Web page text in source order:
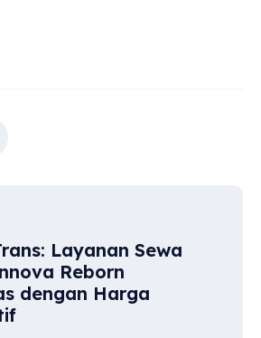
Layanan Sewa
Reborn
dengan Harga